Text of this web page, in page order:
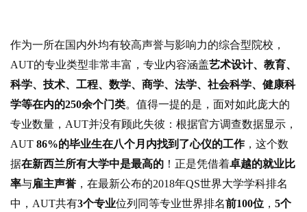
作为一所在国内外均有较高声誉与影响力的综合型院校，
AUT的专业类型非常丰富，专业内容涵盖艺术设计、教育、
科学、技术、工程、数学、商学、法学、社会科学、健康科
学等在内的250余个门类。 值得一提的是，面对如此庞大的
专业数量，AUT并没有顾此失彼：根据官方调查数据显示，
AUT 86%的毕业生在八个月内找到了心仪的工作，这个数
据在新西兰所有大学中是最高的 ！正是凭借着卓越的就业比
率与雇主声誉 ，在最新公布的2018年QS世界大学学科排名
中，AUT共有3个专业位列同等专业世界排名前100位 ， 5个